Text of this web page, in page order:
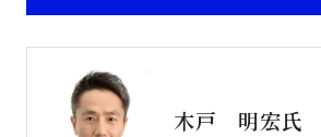
木戸 明宏氏